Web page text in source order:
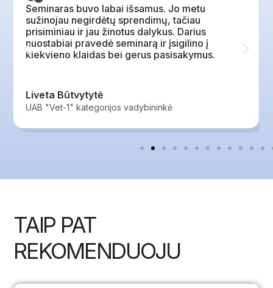
Seminaras buvo labai išsamus. Jo metu
sužinojau negirdėtų sprendimų, tačiau
prisiminiau ir jau žinotus dalykus. Darius
nuostabiai pravedė seminarą ir įsigilino į
kiekvieno klaidas bei gerus pasisakymus.
Liveta Būtvytytė
UAB "Vet-1" kategorijos vadybininkė
TAIP PAT
REKOMENDUOJU